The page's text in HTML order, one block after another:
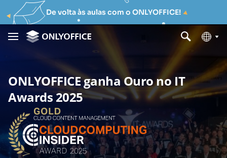
De volta às aulas com o ONLYOFFICE!
ONLYOFFICE ganha Ouro no IT
Awards 2025